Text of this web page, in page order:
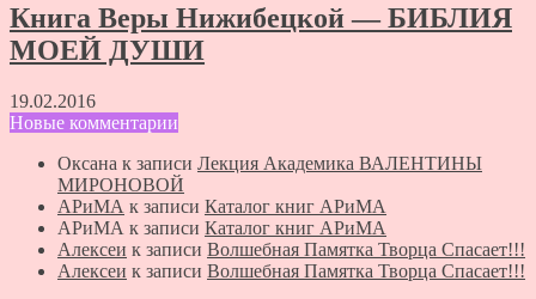
Книга Веры Нижибецкой — БИБЛИЯ
МОЕЙ ДУШИ
19.02.2016
Новые комментарии
Оксана к записи Лекция Академика ВАЛЕНТИНЫ
МИРОНОВОЙ
АРиМА к записи Каталог книг АРиМА
АРиМА к записи Каталог книг АРиМА
Алексеи к записи Волшебная Памятка Творца Спасает!!!
Алексеи к записи Волшебная Памятка Творца Спасает!!!